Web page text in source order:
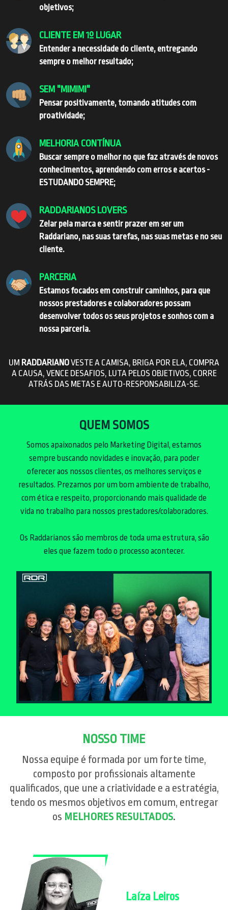
objetivos;
CLIENTE EM 1º LUGAR
Entender a necessidade do cliente, entregando
sempre o melhor resultado;
SEM "MIMIMI"
Pensar positivamente, tomando atitudes com
proatividade;
MELHORIA CONTÍNUA
Buscar sempre o melhor no que faz através de novos
conhecimentos, aprendendo com erros e acertos -
ESTUDANDO SEMPRE;
RADDARIANOS LOVERS
Zelar pela marca e sentir prazer em ser um
Raddariano, nas suas tarefas, nas suas metas e no seu
cliente.
PARCERIA
Estamos focados em construir caminhos, para que
nossos prestadores e colaboradores possam
desenvolver todos os seus projetos e sonhos com a
nossa parceria.
UM RADDARIANOVESTE A CAMISA, BRIGA POR ELA, COMPRA
A CAUSA, VENCE DESAFIOS, LUTA PELOS OBJETIVOS, CORRE
ATRÁS DAS METAS E AUTO-RESPONSABILIZA-SE.
QUEM SOMOS
Somos apaixonados pelo Marketing Digital, estamos
sempre buscando novidades e inovação, para poder
oferecer aos nossos clientes, os melhores serviços e
resultados. Prezamos por um bom ambiente de trabalho,
com ética e respeito, proporcionando mais qualidade de
vida no trabalho para nossos prestadores/colaboradores.
Os Raddarianos são membros de toda uma estrutura, são
eles que fazem todo o processo acontecer.
NOSSO TIME
Nossa equipe é formada por um forte time,
composto por profissionais altamente
qualificados, que une a criatividade e a estratégia,
tendo os mesmos objetivos em comum, entregar
os MELHORES RESULTADOS.
Laíza Leiros